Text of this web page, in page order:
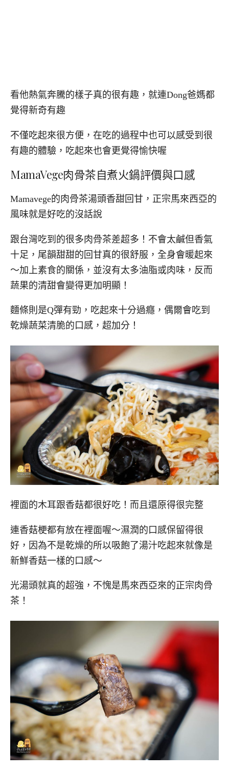
看他熱氣奔騰的樣子真的很有趣，就連Dong爸媽都
覺得新奇有趣
不僅吃起來很方便，在吃的過程中也可以感受到很
有趣的體驗，吃起來也會更覺得愉快喔
MamaVege肉骨茶自煮火鍋評價與口感
Mamavege的肉骨茶湯頭香甜回甘，正宗馬來西亞的
風味就是好吃的沒話說
跟台灣吃到的很多肉骨茶差超多！不會太鹹但香氣
十足，尾韻甜甜的回甘真的很舒服，全身會暖起來
～加上素食的關係，並沒有太多油脂或肉味，反而
蔬果的清甜會變得更加明顯！
麵條則是Q彈有勁，吃起來十分過癮，偶爾會吃到
乾燥蔬菜清脆的口感，超加分！
裡面的木耳跟香菇都很好吃！而且還原得很完整
連香菇梗都有放在裡面喔～濕潤的口感保留得很
好，因為不是乾燥的所以吸飽了湯汁吃起來就像是
新鮮香菇一樣的口感～
光湯頭就真的超強，不愧是馬來西亞來的正宗肉骨
茶！